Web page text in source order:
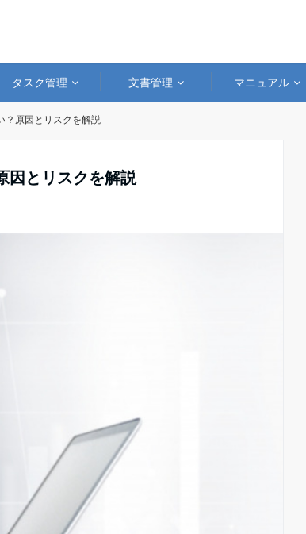
タスク管理 文書管理 マニュアル
？原因とリスクを解説
因とリスクを解説